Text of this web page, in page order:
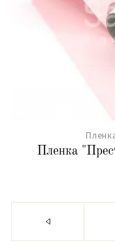
Пленка